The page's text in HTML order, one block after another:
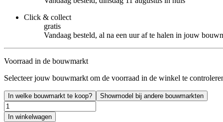
Click & collect
gratis
Vandaag besteld, al na een uur af te halen in jouw
Voorraad in de bouwmarkt
Selecteer jouw bouwmarkt om de voorraad in de winkel te
In welke bouwmarkt te koop? Showmodel bij andere bouwmarkten
In winkelwagen